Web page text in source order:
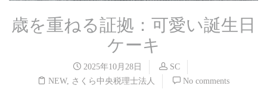
歳を重ねる証拠：可愛い誕生日
ケーキ
2025年10月28日
SC
NEW, さくら中央税理士法人 No comments